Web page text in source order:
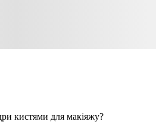
кистями для макіяжу?